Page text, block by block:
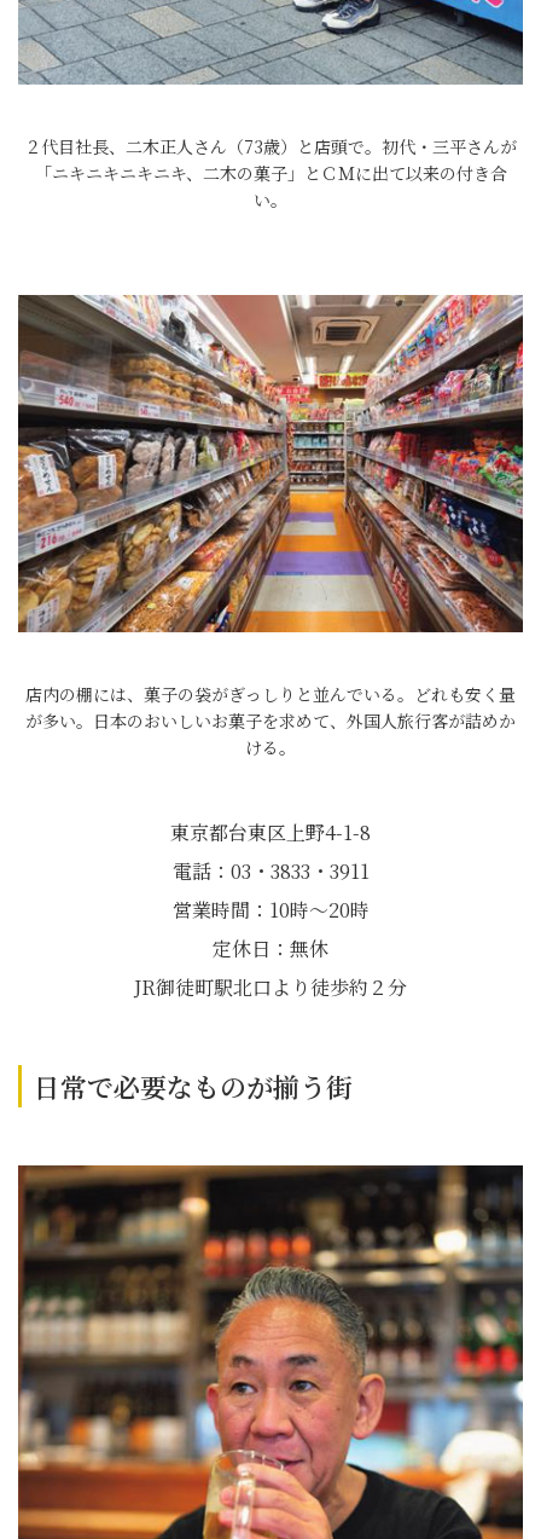
２代目社長、二木正人さん（73歳）と店頭で。初代・三平さんが
「ニキニキニキニキ、二木の菓子」とＣＭに出て以来の付き合
い。
店内の棚には、菓子の袋がぎっしりと並んでいる。どれも安く量
が多い。日本のおいしいお菓子を求めて、外国人旅行客が詰めか
ける。
東京都台東区上野4-1-8
電話：03・3833・3911
営業時間：10時～20時
定休日：無休
JR御徒町駅北口より徒歩約２分
日常で必要なものが揃う街